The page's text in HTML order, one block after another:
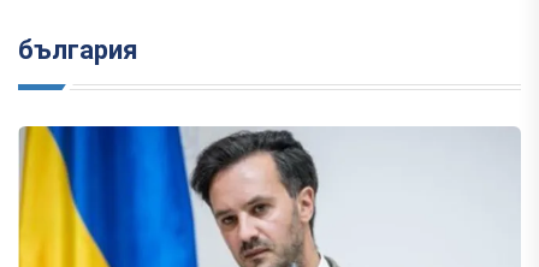
българия